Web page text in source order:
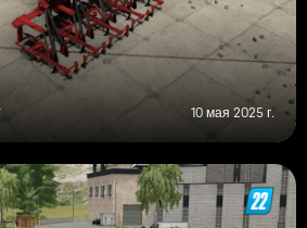
10 мая 2025 г.